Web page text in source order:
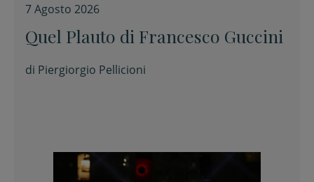
7 Agosto 2026
Quel Plauto di Francesco Guccini
di Piergiorgio Pellicioni